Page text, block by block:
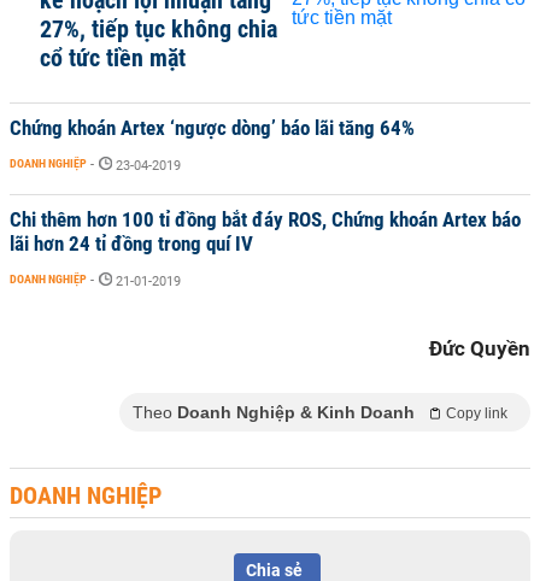
27%, tiếp tục không chia
cổ tức tiền mặt
Chứng khoán Artex ‘ngược dòng’ báo lãi tăng 64%
DOANH NGHIỆP - 23-04-2019
Chi thêm hơn 100 tỉ đồng bắt đáy ROS, Chứng khoán Artex báo
lãi hơn 24 tỉ đồng trong quí IV
DOANH NGHIỆP - 21-01-2019
Đức Quyền
Theo Doanh Nghiệp & Kinh Doanh Copy link
DOANH NGHIỆP
Chia sẻ